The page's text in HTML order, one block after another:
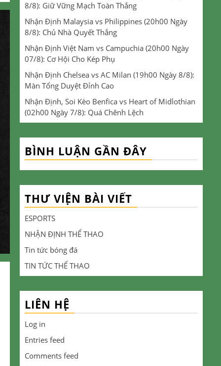
8/8): Giữ Vững Mạch Toàn Thắng
Nhận Định Malaysia vs Philippines (20h00 Ngày
8/8): Chủ Nhà Quyết Thắng
Nhận Định Việt Nam vs Campuchia (20h00 Ngày
07/8): Cơ Hội Cho Kép Phụ
Nhận Định Chelsea vs AC Milan (19h00 Ngày 8/8):
Màn Tổng Duyệt Đỉnh Cao
Nhận Định, Soi Kèo Benfica vs Heart of Midlothian
(02h00 Ngày 7/8): Quá Chênh Lệch
BÌNH LUẬN GẦN ĐÂY
THƯ VIỆN BÀI VIẾT
ESPORTS
NHẬN ĐỊNH THỂ THAO
Tin tức bóng đá
TIN TỨC THỂ THAO
LIÊN HỆ
Log in
Entries feed
Comments feed